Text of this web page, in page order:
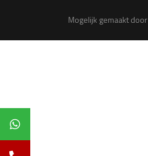
Mogelijk gemaakt door